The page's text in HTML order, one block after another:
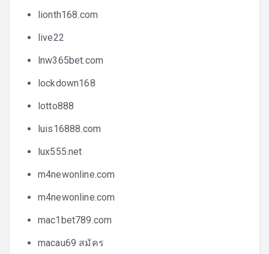
lionth168.com
live22
lnw365bet.com
lockdown168
lotto888
luis16888.com
lux555.net
m4newonline.com
m4newonline.com
mac1bet789.com
macau69 สมัคร